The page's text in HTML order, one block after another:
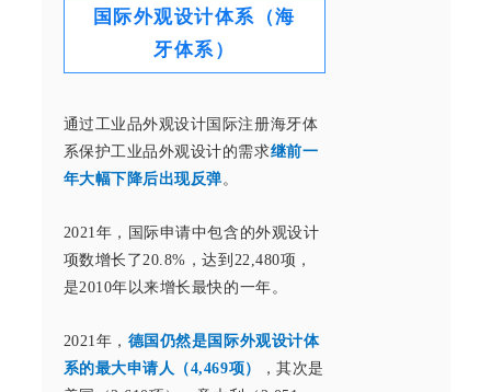
国际外观设计体系（海
牙体系）
通过工业品外观设计国际注册海牙体
系保护工业品外观设计的需求继前一
年大幅下降后出现反弹。
2021年，国际申请中包含的外观设计
项数增长了20.8%，达到22,480项，
是2010年以来增长最快的一年。
2021年， 德国仍然是国际外观设计体
系的最大申请人（4,469项）
，其次是